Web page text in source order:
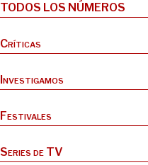
TODOS LOS NÚMEROS
Críticas
Investigamos
Festivales
Series de TV